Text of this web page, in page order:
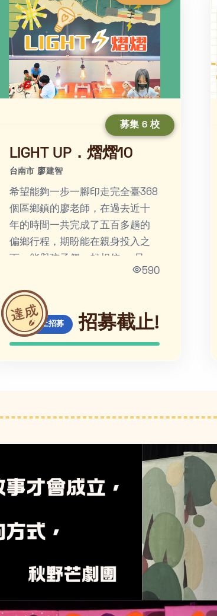
募集 6 校
LIGHT UP．熠熠10
台南市 廖建智
希望能夠一步一腳印走完全臺368
個區鄉鎮的廖老師，在過去近十
年的時間一共完成了五百多趟的
偏鄉行程，期盼能在親身投入之
勇敢前行，我們都能成為溫暖的
人，為他人的生命帶來光輝。
590
線上招募 招募截止!